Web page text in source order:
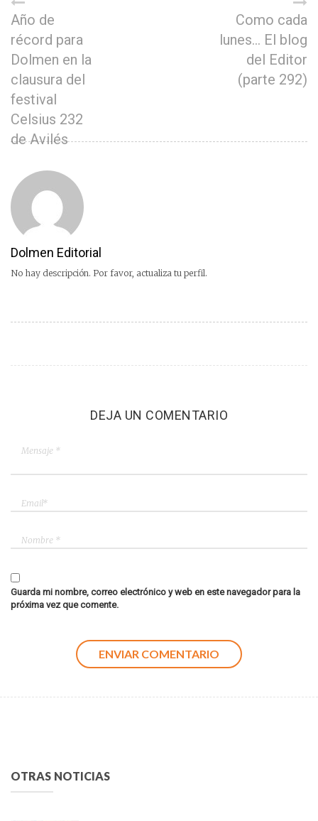
Año de
récord para
Dolmen en la
clausura del
festival
Celsius 232
de Avilés
Como cada
lunes… El blog
del Editor
(parte 292)
Dolmen Editorial
No hay descripción. Por favor, actualiza tu perfil.
DEJA UN COMENTARIO
Guarda mi nombre, correo electrónico y web en este navegador para la
próxima vez que comente.
OTRAS NOTICIAS